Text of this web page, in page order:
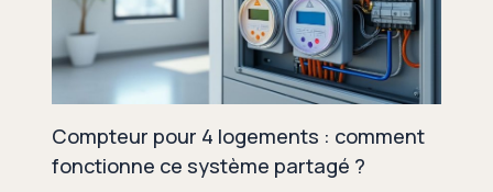
Compteur pour 4 logements : comment
fonctionne ce système partagé ?